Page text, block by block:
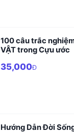
100 câu trắc
VẬT trong Cựu ước
35,000Đ
Hướng Dẫn Đời